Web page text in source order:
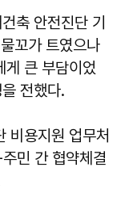
축 안전진단 기
꼬가 트였으나
게 큰 부담이었
전했다.
비용지원 업무처
민 간 협약체결